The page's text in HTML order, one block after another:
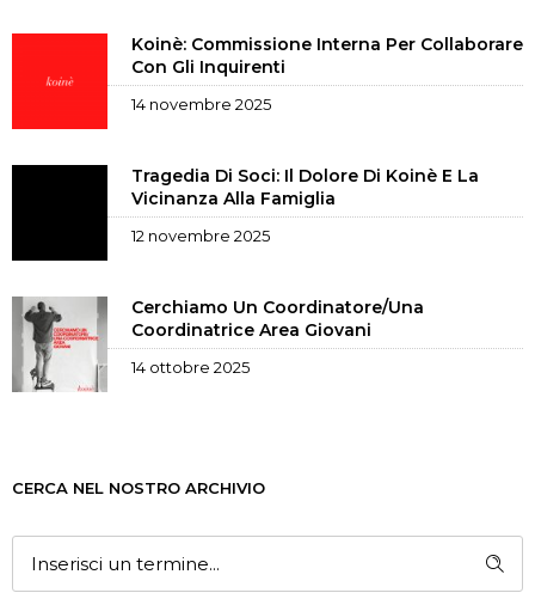
Koinè: Commissione Interna Per Collaborare
Con Gli Inquirenti
14 novembre 2025
Tragedia Di Soci: Il Dolore Di Koinè E La
Vicinanza Alla Famiglia
12 novembre 2025
Cerchiamo Un Coordinatore/una
Coordinatrice Area Giovani
14 ottobre 2025
CERCA NEL NOSTRO ARCHIVIO